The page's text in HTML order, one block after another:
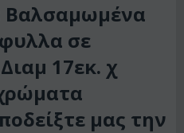
Βαλσαμωμένα
σε
17εκ. χ
μας την